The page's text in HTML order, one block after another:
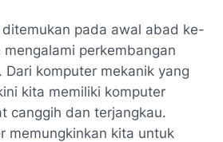
pada awal abad ke-
perkembangan
komputer mekanik yang
kita memiliki komputer
canggih dan terjangkau.
memungkinkan kita untuk